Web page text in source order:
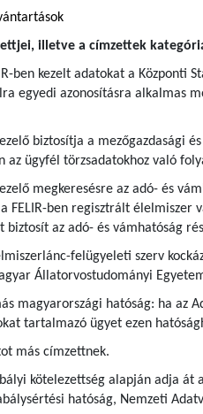
illetve a címzettek
ben kezelt adatokat a
egyedi azonosításra alkalmas
biztosítja a mezőgazdasági
ügyfél törzsadatokhoz való
megkeresésre az adó- és
FELIR-ben regisztrált
az adó- és vámhatóság
felügyeleti szerv
Állatorvostudományi
magyarországi hatóság: ha az
tartalmazó ügyet ezen
más címzettnek.
kötelezettség alapján adja
hatóság, Nemzeti